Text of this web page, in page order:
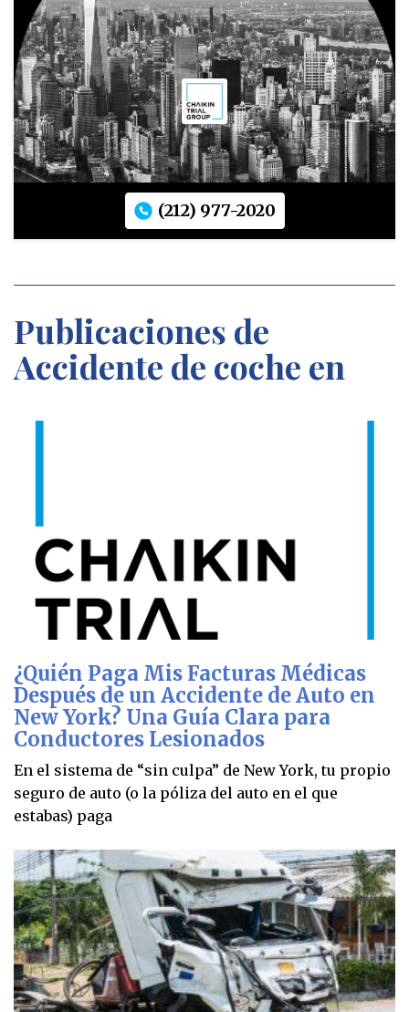
(212) 977-2020
Publicaciones de
Accidente de coche en
¿Quién Paga Mis Facturas Médicas
Después de un Accidente de Auto en
New York? Una Guía Clara para
Conductores Lesionados
En el sistema de “sin culpa” de New York, tu propio
seguro de auto (o la póliza del auto en el que
estabas) paga